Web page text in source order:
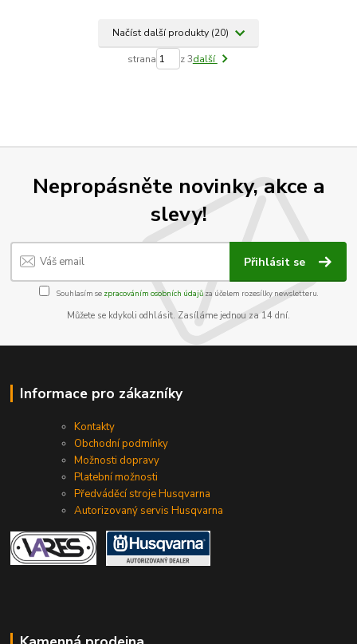
Načíst další produkty (20)
strana z 3další
Nepropásněte novinky, akce a
slevy!
Přihlásit se
Souhlasím se zpracováním osobních údajůza účelem rozesílky newsletteru.
Můžete se kdykoli odhlásit. Zasíláme jednou za 14 dní.
Informace pro zákazníky
Kontakty
Obchodní podmínky
Možnosti dopravy
Platební možnosti
Předváděcí stroje Husqvarna
Autorizovaný servis Husqvarna